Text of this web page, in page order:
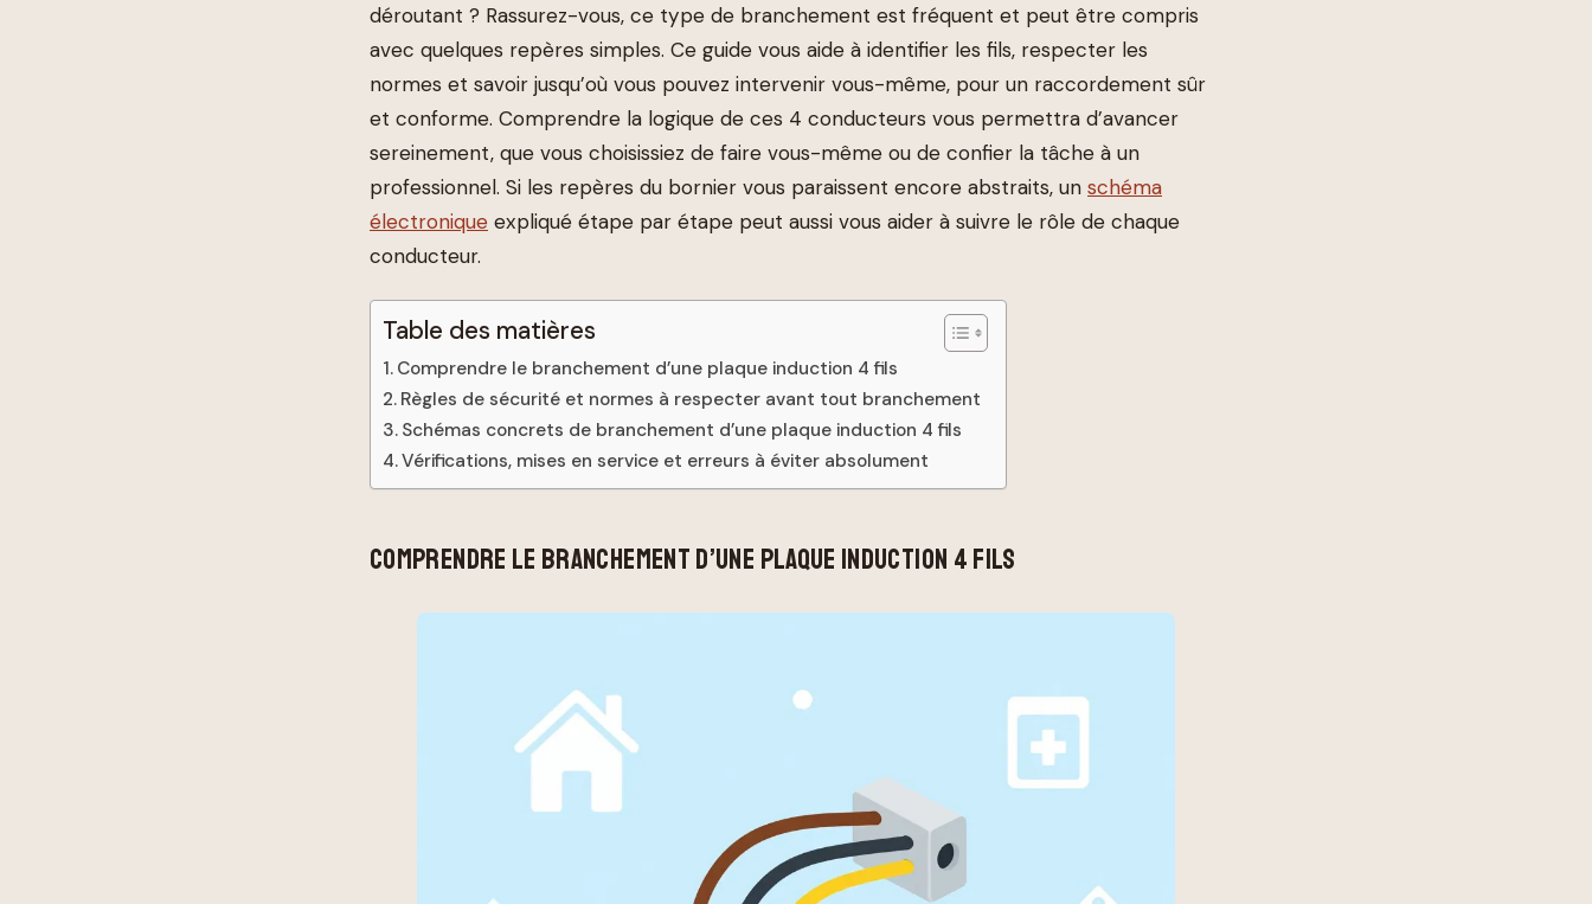
déroutant ? Rassurez-vous, ce type de branchement est fréquent et peut être compris
avec quelques repères simples. Ce guide vous aide à identifier les fils, respecter les
normes et savoir jusqu’où vous pouvez intervenir vous-même, pour un raccordement sûr
et conforme. Comprendre la logique de ces 4 conducteurs vous permettra d’avancer
sereinement, que vous choisissiez de faire vous-même ou de confier la tâche à un
professionnel. Si les repères du bornier vous paraissent encore abstraits, un schéma
électronique expliqué étape par étape peut aussi vous aider à suivre le rôle de chaque
conducteur.
Table des matières
Comprendre le branchement d’une plaque induction 4 fils
Règles de sécurité et normes à respecter avant tout branchement
Schémas concrets de branchement d’une plaque induction 4 fils
Vérifications, mises en service et erreurs à éviter absolument
COMPRENDRE LE BRANCHEMENT D’UNE PLAQUE INDUCTION 4 FILS